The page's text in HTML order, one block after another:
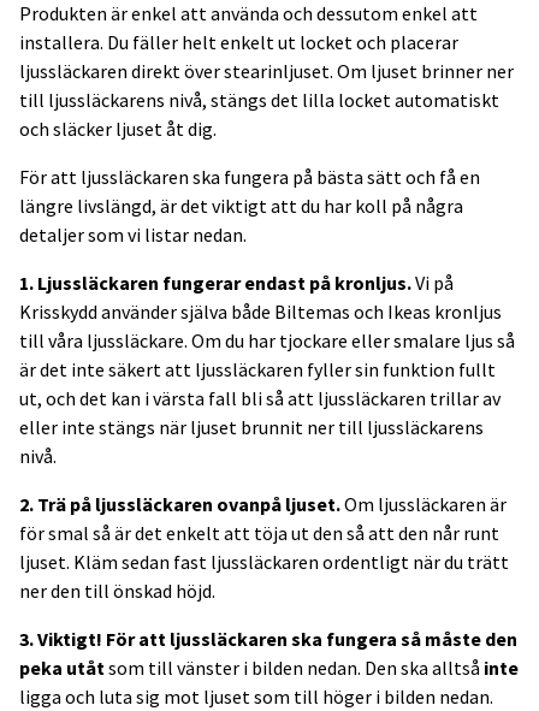
Produkten är enkel att använda och dessutom enkel att
installera. Du fäller helt enkelt ut locket och placerar
ljussläckaren direkt över stearinljuset. Om ljuset brinner ner
till ljussläckarens nivå, stängs det lilla locket automatiskt
och släcker ljuset åt dig.
För att ljussläckaren ska fungera på bästa sätt och få en
längre livslängd, är det viktigt att du har koll på några
detaljer som vi listar nedan.
1. Ljussläckaren fungerar endast på kronljus.Vi på
Krisskydd använder själva både Biltemas och Ikeas kronljus
till våra ljussläckare. Om du har tjockare eller smalare ljus så
är det inte säkert att ljussläckaren fyller sin funktion fullt
ut, och det kan i värsta fall bli så att ljussläckaren trillar av
eller inte stängs när ljuset brunnit ner till ljussläckarens
nivå.
2. Trä på ljussläckaren ovanpå ljuset.Om ljussläckaren är
för smal så är det enkelt att töja ut den så att den når runt
ljuset. Kläm sedan fast ljussläckaren ordentligt när du trätt
ner den till önskad höjd.
3. Viktigt! För att ljussläckaren ska fungera så måste den
peka utåtsom till vänster i bilden nedan. Den ska alltså inte
ligga och luta sig mot ljuset som till höger i bilden nedan.